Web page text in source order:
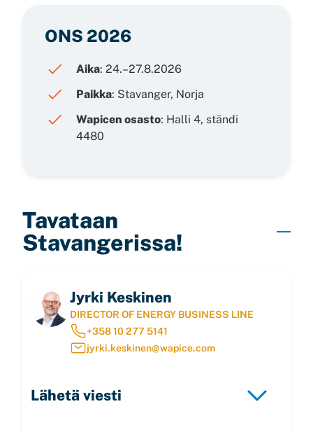
ONS 2026
Aika: 24.–27.8.2026
Paikka: Stavanger, Norja
Wapicen osasto: Halli 4, ständi
4480
Tavataan
Stavangerissa!
Jyrki Keskinen
DIRECTOR OF ENERGY BUSINESS LINE
+358 10 277 5141
jyrki.keskinen@wapice.com
Lähetä viesti